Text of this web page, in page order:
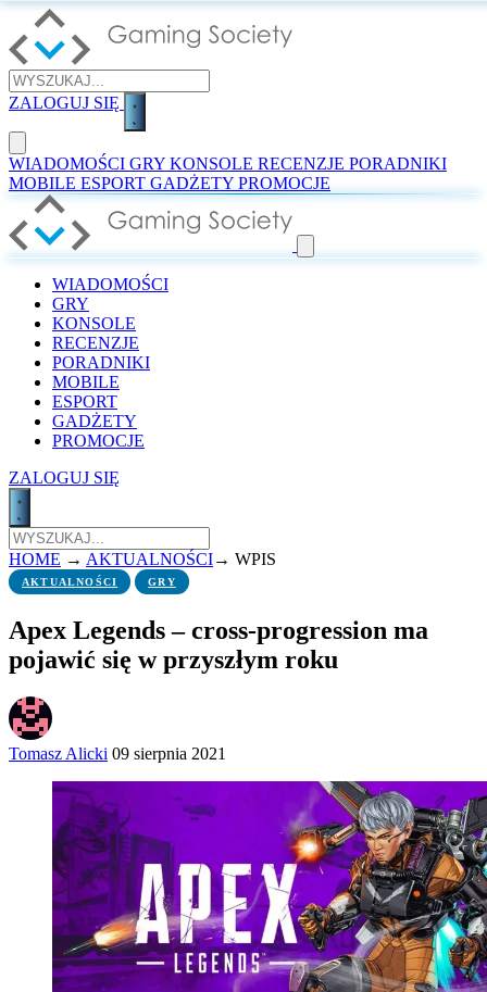
ZALOGUJ SIĘ
WIADOMOŚCI GRY KONSOLE RECENZJE PORADNIKI
MOBILE ESPORT GADŻETY PROMOCJE
WIADOMOŚCI
GRY
KONSOLE
RECENZJE
PORADNIKI
MOBILE
ESPORT
GADŻETY
PROMOCJE
ZALOGUJ SIĘ
HOME → AKTUALNOŚCI→ WPIS
AKTUALNOŚCI GRY
Apex Legends – cross-progression ma
pojawić się w przyszłym roku
Tomasz Alicki 09 sierpnia 2021